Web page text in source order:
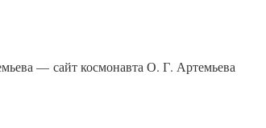
— сайт космонавта О. Г. Артемьева